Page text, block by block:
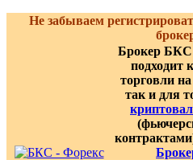
Не забываем
Брокер БКС
подходит
торговли на
так и для